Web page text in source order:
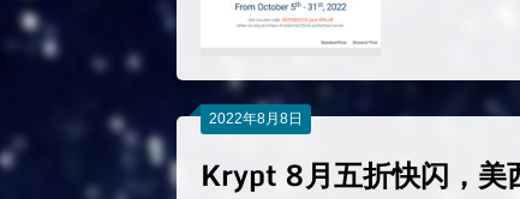
2022年8月8日
Krypt 8月五折快闪，美